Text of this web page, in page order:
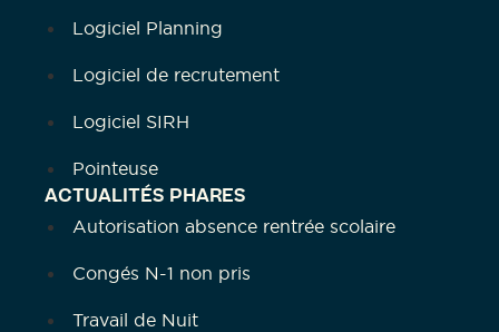
Logiciel Planning
Logiciel de recrutement
Logiciel SIRH
Pointeuse
ACTUALITÉS PHARES
Autorisation absence rentrée scolaire
Congés N-1 non pris
Travail de Nuit